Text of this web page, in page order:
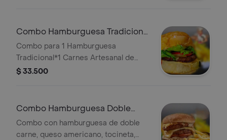
Combo Hamburguesa Tradicional
Papas Bebida
Combo para 1 Hamburguesa
Tradicional*1 Carnes Artesanal de
(125gr), queso americano, huevo,
papa a la francesa
$ 33.500
Combo Hamburguesa Doble
Carne Papas Bebida
Combo con hamburguesa de doble
carne, queso americano, tocineta,